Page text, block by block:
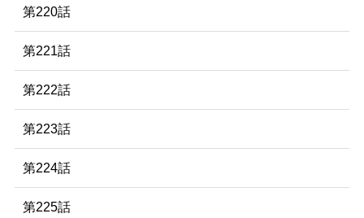
第220話
第221話
第222話
第223話
第224話
第225話